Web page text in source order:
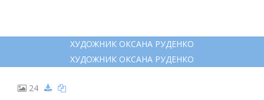
ХУДОЖНИК ОКСАНА РУДЕНКО
ХУДОЖНИК ОКСАНА РУДЕНКО
24